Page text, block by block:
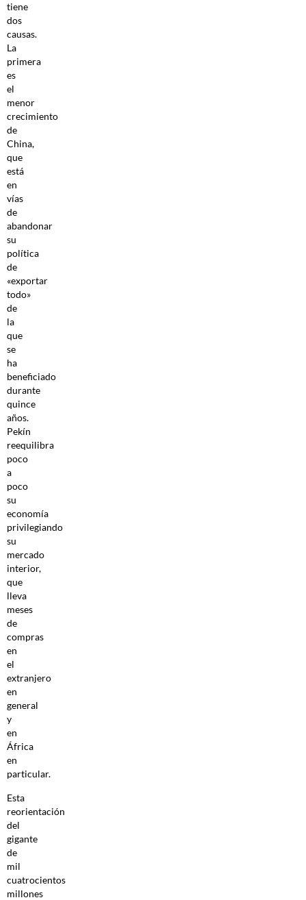
tiene
dos
causas.
La
primera
es
el
menor
crecimiento
de
China,
que
está
en
vías
de
abandonar
su
política
de
«exportar
todo»
de
la
que
se
ha
beneficiado
durante
quince
años.
Pekín
reequilibra
poco
a
poco
su
economía
privilegiando
su
mercado
interior,
que
lleva
meses
de
compras
en
el
extranjero
en
general
y
en
África
en
particular.
Esta
reorientación
del
gigante
de
mil
cuatrocientos
millones